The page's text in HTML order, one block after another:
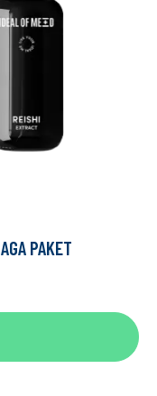
PAKET